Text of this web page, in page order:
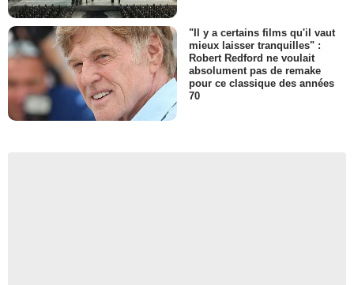
"Il y a certains films qu'il vaut
mieux laisser tranquilles" :
Robert Redford ne voulait
absolument pas de remake
pour ce classique des années
70